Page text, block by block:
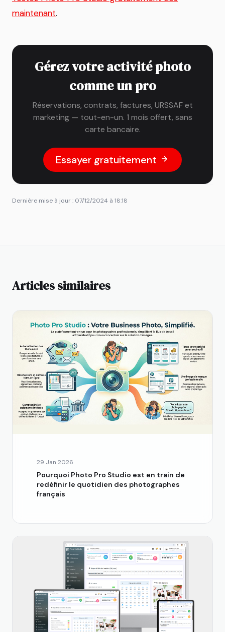
maintenant.
Gérez votre activité photo
comme un pro
Réservations, contrats, factures, URSSAF et
marketing — tout-en-un. 1 mois offert, sans
carte bancaire.
Essayer gratuitement
Dernière mise à jour : 07/12/2024 à 18:18
Articles similaires
29 Jan 2026
Pourquoi Photo Pro Studio est en train de
redéfinir le quotidien des photographes
français